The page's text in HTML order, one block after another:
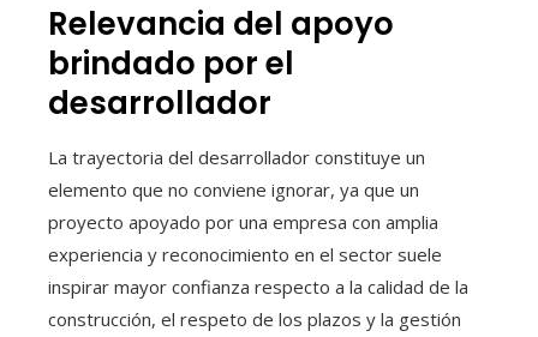
Relevancia del apoyo
brindado por el
desarrollador
La trayectoria del desarrollador constituye un
elemento que no conviene ignorar, ya que un
proyecto apoyado por una empresa con amplia
experiencia y reconocimiento en el sector suele
inspirar mayor confianza respecto a la calidad de la
construcción, el respeto de los plazos y la gestión